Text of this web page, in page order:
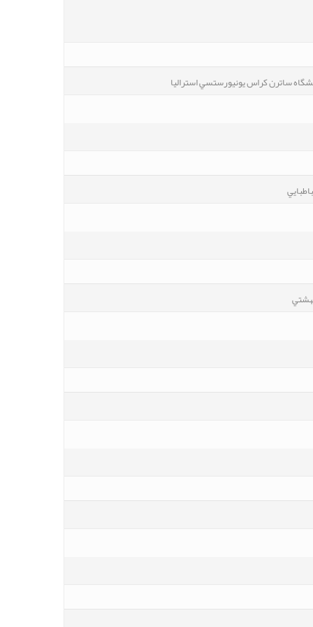
ساترن كراس يونيورستسي استراليا